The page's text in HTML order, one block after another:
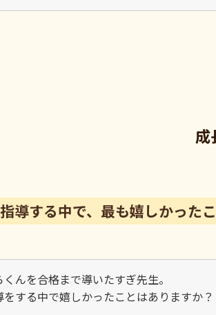
成
導する中で、最も嬉しかった
くんを合格まで導いたすぎ先生。
をする中で嬉しかったことはありますか？